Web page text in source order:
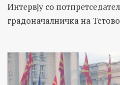
Интервју со
градоначалничка на Тетово